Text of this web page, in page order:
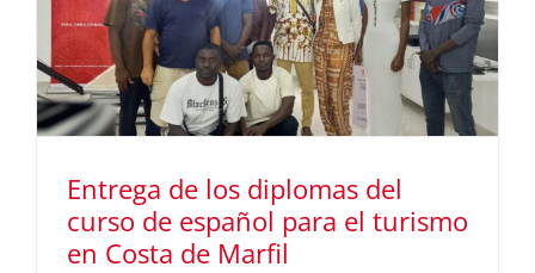
Cantabria
con
la
Fundación
Comillas
Entrega de los diplomas del
curso de español para el turismo
en Costa de Marfil